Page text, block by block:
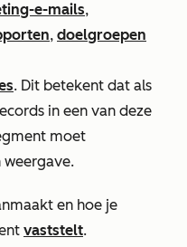
e-mails,
, doelgroepen
. Dit betekent dat als
in een van deze
moet
weergave.
en hoe je
vaststelt.